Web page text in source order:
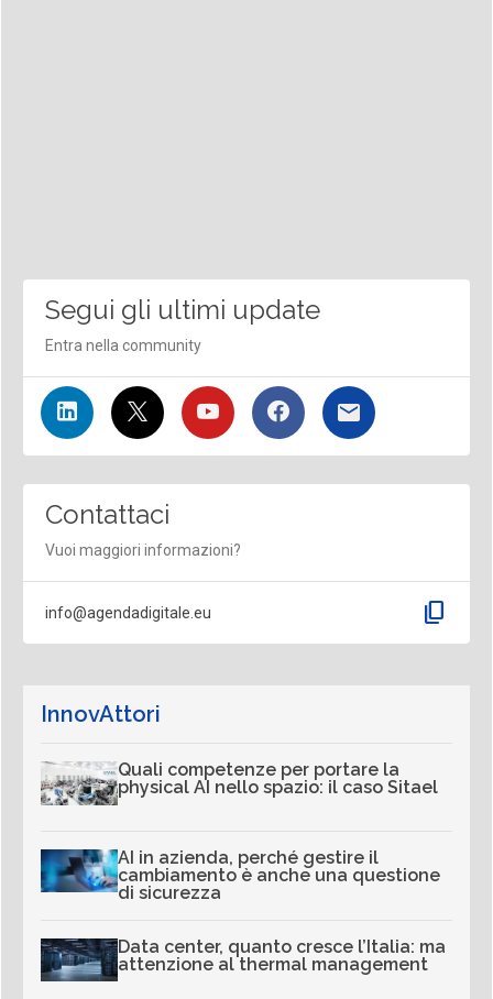
Segui gli ultimi update
Entra nella community
Contattaci
Vuoi maggiori informazioni?
info@agendadigitale.eu content_copy
InnovAttori
Quali competenze per portare la
physical AI nello spazio: il caso Sitael
AI in azienda, perché gestire il
cambiamento è anche una questione
di sicurezza
Data center, quanto cresce l’Italia: ma
attenzione al thermal management